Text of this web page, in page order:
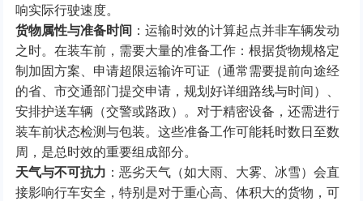
响实际行驶速度。
货物属性与准备时间 ：运输时效的计算起点并非车辆发动
之时。在装车前，需要大量的准备工作：根据货物规格定
制加固方案、申请超限运输许可证（通常需要提前向途经
的省、市交通部门提交申请，规划好详细路线与时间）、
安排护送车辆（交警或路政）。对于精密设备，还需进行
装车前状态检测与包装。这些准备工作可能耗时数日至数
周，是总时效的重要组成部分。
天气与不可抗力 ：恶劣天气（如大雨、大雾、冰雪）会直
接影响行车安全，特别是对于重心高、体积大的货物，可